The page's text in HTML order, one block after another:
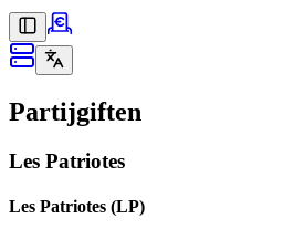
Partijgiften
Les Patriotes
Les Patriotes (LP)